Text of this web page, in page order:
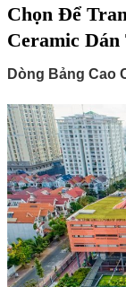
Chọn Để
Ceramic Dán
Dòng Bảng Cao